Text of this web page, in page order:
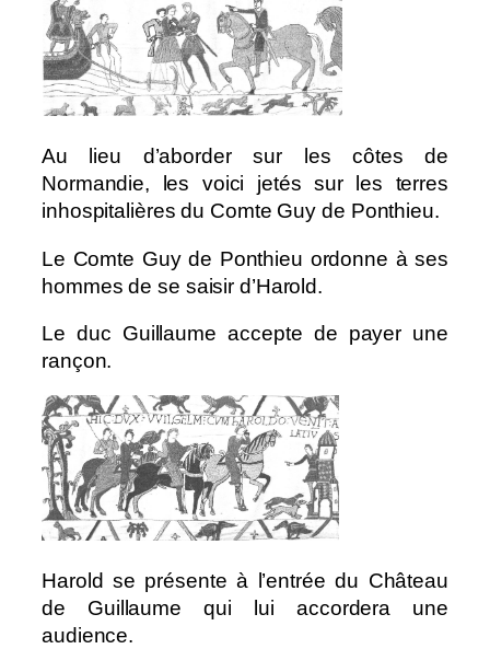
Au lieu d’aborder sur les côtes de
Normandie, les voici jetés sur les terres
inhospitalières du Comte Guy de Ponthieu.
Le Comte Guy de Ponthieu ordonne à ses
hommes de se saisir d’Harold.
Le duc Guillaume accepte de payer une
rançon.
Harold se présente à l’entrée du Château
de Guillaume qui lui accordera une
audience.